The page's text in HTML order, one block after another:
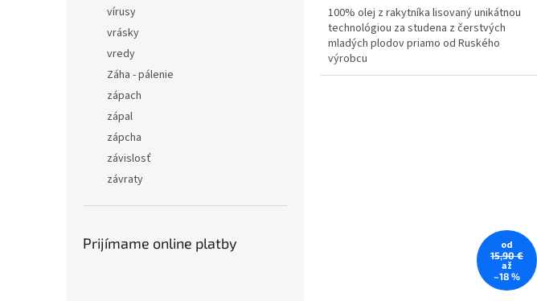
vírusy
vrásky
vredy
Záha - pálenie
zápach
zápal
zápcha
závislosť
závraty
Prijímame online platby
100% olej z rakytníka lisovaný unikátnou
technológiou za studena z čerstvých
mladých plodov priamo od Ruského
výrobcu
od
15,90 €
až
–18 %